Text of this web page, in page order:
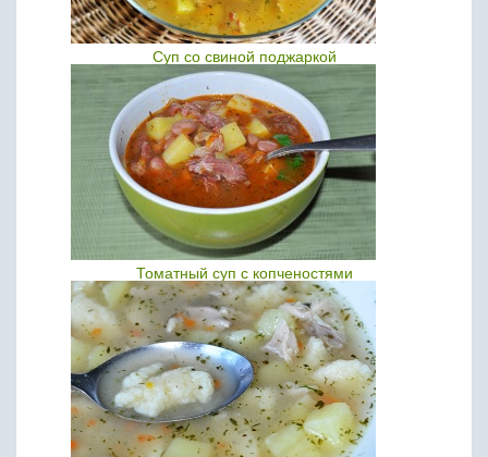
Суп со свиной поджаркой
Томатный суп с копченостями